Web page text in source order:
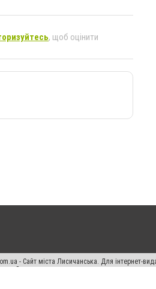
, щоб оцінити
- Сайт міста Лисичанська. Для інтернет-
Законом.